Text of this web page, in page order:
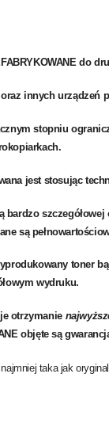
do
innych urządzeń
stopniu
jest stosując
są
toner
wydruku.
otrzymanie
objęte są
taka jak